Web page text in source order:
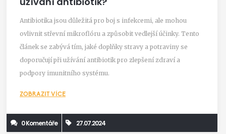
Antibiotika jsou důležitá pro boj s infekcemi, ale mohou
ovlivnit střevní mikroflóru a způsobit vedlejší účinky. Tento
článek se zabývá tím, jaké doplňky stravy a potraviny se
doporučují při užívání antibiotik pro zlepšení zdraví a
podpory imunitního systému.
ZOBRAZIT VÍCE
0 Komentáře 27.07.2024